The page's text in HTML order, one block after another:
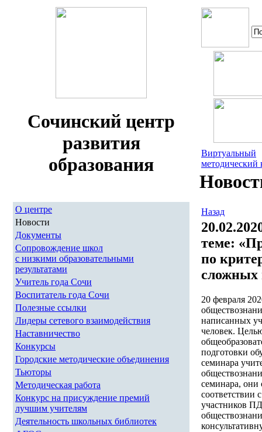
Сочинский центр
развития
образования
О центре
Новости
Документы
Сопровождение школ
с низкими образовательными
результатами
Учитель года Сочи
Воспитатель года Сочи
Полезные ссылки
Лидеры сетевого взаимодействия
Наставничество
Конкурсы
Городские методические объединения
Тьюторы
Методическая работа
Конкурс на присуждение премий
лучшим учителям
Деятельность школьных библиотек
Виртуальный
методический
Назад
теме:
по
сложных
20 февраля
написанных
человек.
подготовки
семинара
семинара, они
соответствии
участников